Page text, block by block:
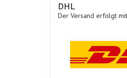
DHL
Der Versand erfolgt